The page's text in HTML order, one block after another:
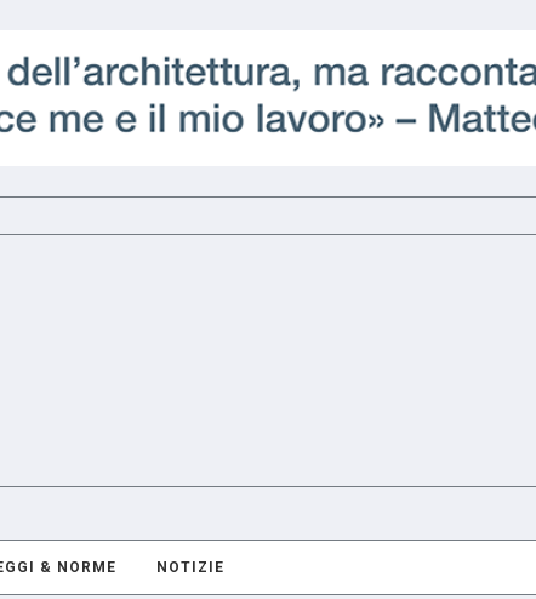
& NORME NOTIZIE